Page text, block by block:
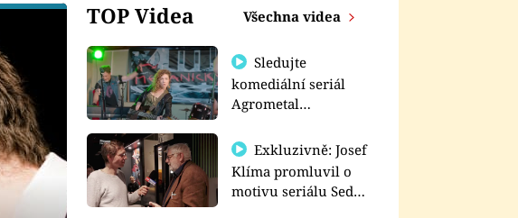
TOP Videa Všechna videa
Sledujte
komediální seriál
Agrometal
prima+
Exkluzivně: Josef
Klíma promluvil o
motivu seriálu Sedm